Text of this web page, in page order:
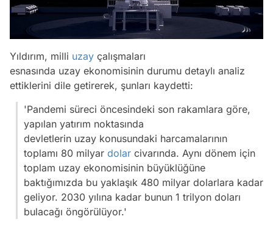
Yıldırım, milli uzay çalışmaları
esnasında uzay ekonomisinin durumu detaylı analiz
ettiklerini dile getirerek, şunları kaydetti:
'Pandemi süreci öncesindeki son rakamlara göre,
yapılan yatırım noktasında
devletlerin uzay konusundaki harcamalarının
toplamı 80 milyar dolar civarında. Aynı dönem için
toplam uzay ekonomisinin büyüklüğüne
baktığımızda bu yaklaşık 480 milyar dolarlara kadar
geliyor. 2030 yılına kadar bunun 1 trilyon doları
bulacağı öngörülüyor.'